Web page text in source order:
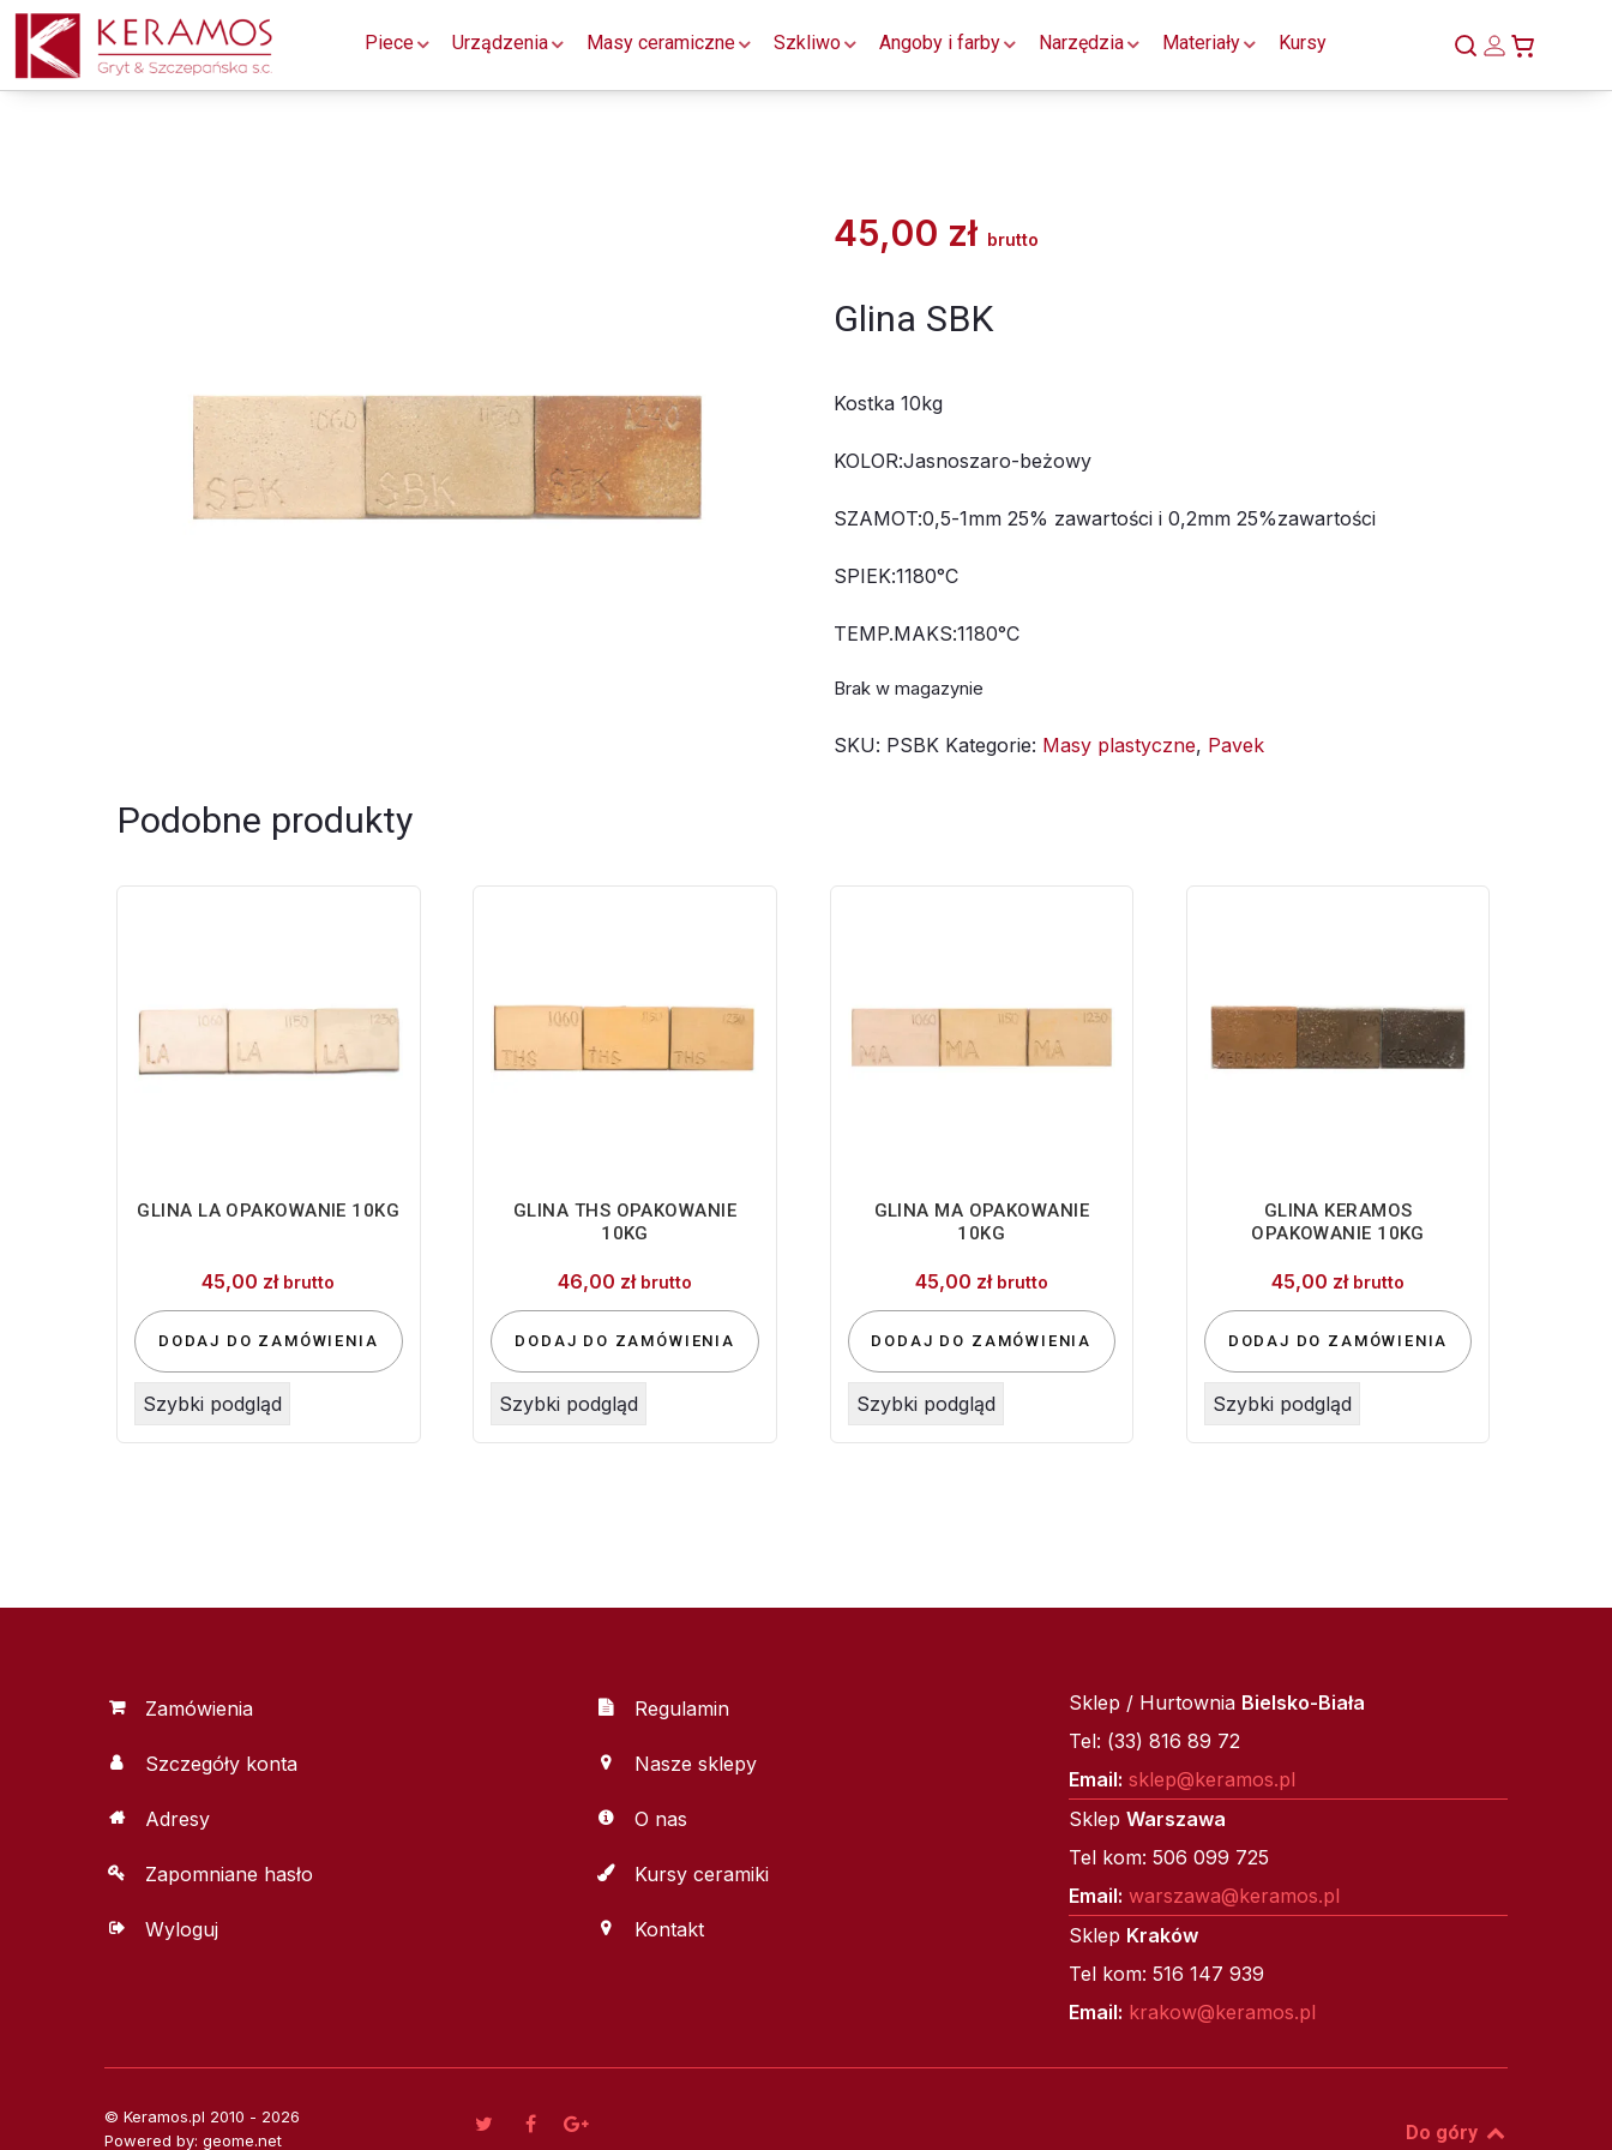
Piece Urządzenia Masy ceramiczne Szkliwo Angoby i farby Narzędzia Materiały Kursy
45,00 zł brutto
Glina SBK
Kostka 10kg
KOLOR:Jasnoszaro-beżowy
SZAMOT:0,5-1mm 25% zawartości i 0,2mm 25%zawartości
SPIEK:1180°C
TEMP.MAKS:1180°C
Brak w magazynie
SKU: PSBK Kategorie: Masy plastyczne, Pavek
Podobne produkty
GLINA LA OPAKOWANIE 10KG
45,00 zł brutto
DODAJ DO ZAMÓWIENIA
Szybki podgląd
GLINA THS OPAKOWANIE
10KG
46,00 zł brutto
DODAJ DO ZAMÓWIENIA
Szybki podgląd
GLINA MA OPAKOWANIE
10KG
45,00 zł brutto
DODAJ DO ZAMÓWIENIA
Szybki podgląd
GLINA KERAMOS
OPAKOWANIE 10KG
45,00 zł brutto
DODAJ DO ZAMÓWIENIA
Szybki podgląd
Zamówienia
Szczegóły konta
Adresy
Zapomniane hasło
Wyloguj
Regulamin
Nasze sklepy
O nas
Kursy ceramiki
Kontakt
Sklep / Hurtownia Bielsko-Biała
Tel: (33) 816 89 72
Email: sklep@keramos.pl
Sklep Warszawa
Tel kom: 506 099 725
Email: warszawa@keramos.pl
Sklep Kraków
Tel kom: 516 147 939
Email: krakow@keramos.pl
© Keramos.pl 2010 - 2026
Powered by: geome.net
Do góry